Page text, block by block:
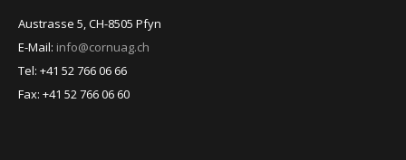
Austrasse 5, CH-8505 Pfyn
E-Mail: info@cornuag.ch
Tel: +41 52 766 06 66
Fax: +41 52 766 06 60